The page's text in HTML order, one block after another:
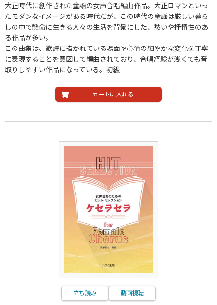
大正時代に創作された童謡の女声合唱編曲作品。大正ロマンといっ
たモダンなイメージがある時代だが、この時代の童謡は厳しい暮ら
しの中で懸命に生きる人々の生活を背景にした、愁いや抒情性のあ
る作品が多い。
この曲集は、歌詩に描かれている場面や心情の細やかな変化を丁寧
に表現することを意図して編曲されており、合唱経験が浅くても音
取りしやすい作品になっている。初級
カートに入れる
立ち読み 動画視聴